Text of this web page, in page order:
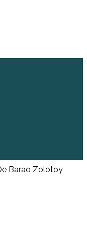
Barao Zolotoy